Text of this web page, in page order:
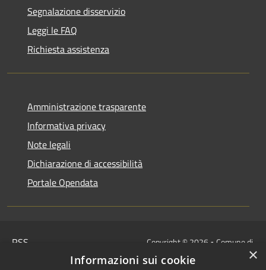
Segnalazione disservizio
Leggi le FAQ
Richiesta assistenza
Amministrazione trasparente
Informativa privacy
Note legali
Dichiarazione di accessibilità
Portale Opendata
RSS
Copyright © 2026 • Comune di
Villongo • Powered by
×
Informazioni sui cookie